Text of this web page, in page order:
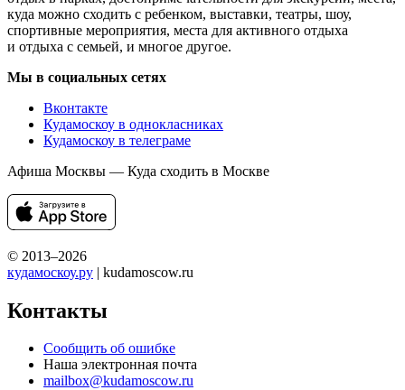
куда можно сходить с ребенком, выставки, театры, шоу,
спортивные мероприятия, места для активного отдыха
и отдыха с семьей, и многое другое.
Мы в социальных сетях
Вконтакте
Кудамоскоу в однокласниках
Кудамоскоу в телеграме
Афиша Москвы — Куда сходить в Москве
© 2013–2026
кудамоскоу.ру | kudamoscow.ru
Контакты
Сообщить об ошибке
Наша электронная почта
mailbox@kudamoscow.ru